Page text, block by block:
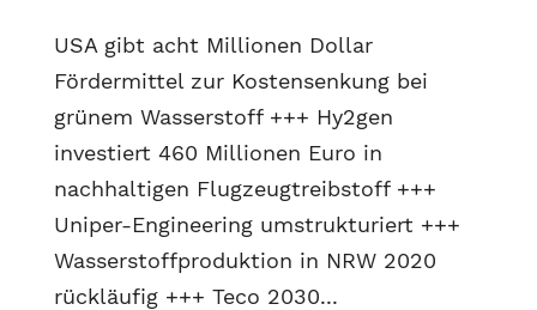
USA gibt acht Millionen Dollar
Fördermittel zur Kostensenkung bei
grünem Wasserstoff +++ Hy2gen
investiert 460 Millionen Euro in
nachhaltigen Flugzeugtreibstoff +++
Uniper-Engineering umstrukturiert +++
Wasserstoffproduktion in NRW 2020
rückläufig +++ Teco 2030...